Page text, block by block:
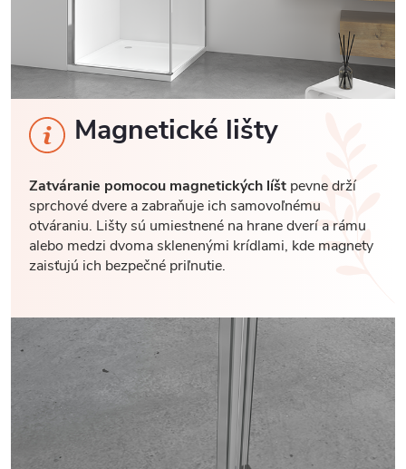
Magnetické lišty
Zatváranie pomocou magnetických líšt pevne drží
sprchové dvere a zabraňuje ich samovoľnému
otváraniu. Lišty sú umiestnené na hrane dverí a rámu
alebo medzi dvoma sklenenými krídlami, kde magnety
zaisťujú ich bezpečné priľnutie.